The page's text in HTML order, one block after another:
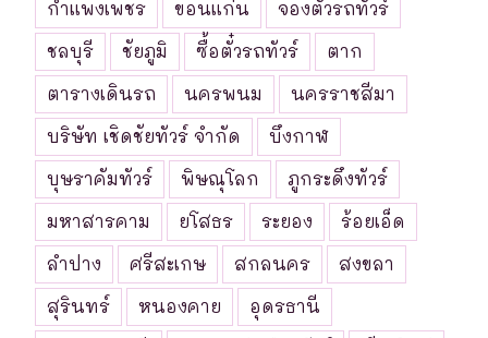
กำแพงเพชร
ขอนแก่น
จองตั๋วรถทัวร์
ชลบุรี
ชัยภูมิ ซื้อตั๋วรถทัวร์
ตาก
ตารางเดินรถ
นครพนม
นครราชสีมา
บริษัท เชิดชัยทัวร์ จำกัด
บึงกาฬ
บุษราคัมทัวร์
พิษณุโลก
ภูกระดึงทัวร์
มหาสารคาม
ยโสธร ระยอง
ร้อยเอ็ด
ลำปาง
ศรีสะเกษ สกลนคร
สงขลา
สุรินทร์
หนองคาย
อุดรธานี